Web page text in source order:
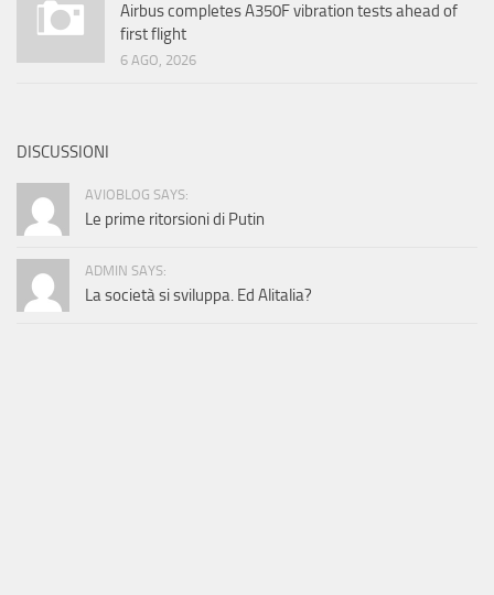
Airbus completes A350F vibration tests ahead of
first flight
6 AGO, 2026
DISCUSSIONI
AVIOBLOG SAYS:
Le prime ritorsioni di Putin
ADMIN SAYS:
La società si sviluppa. Ed Alitalia?